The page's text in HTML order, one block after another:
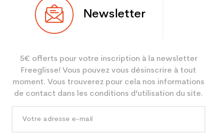
Utilisateur Mixte
Coloris Blanc
En achetant d'occasion :
Economie CO² (en kg)
3.9
Newsletter
5€ offerts pour votre inscription à la newsletter
Freeglisse! Vous pouvez vous désinscrire à tout
moment. Vous trouverez pour cela nos informations
de contact dans les conditions d'utilisation du site.